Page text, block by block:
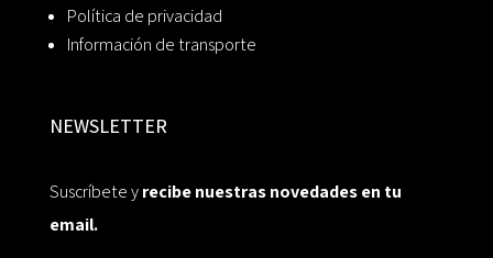
Política de privacidad
Información de transporte
NEWSLETTER
Suscríbete yrecibe nuestras novedades en tu
email.